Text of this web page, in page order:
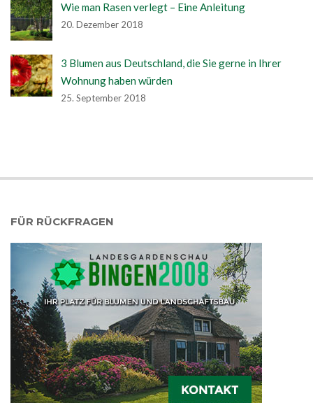
Wie man Rasen verlegt – Eine Anleitung
20. Dezember 2018
3 Blumen aus Deutschland, die Sie gerne in Ihrer
Wohnung haben würden
25. September 2018
FÜR RÜCKFRAGEN